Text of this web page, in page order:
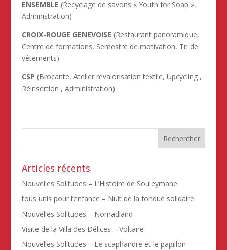
ENSEMBLE (Recyclage de savons « Youth for Soap »,
Administration)
CROIX-ROUGE GENEVOISE (Restaurant panoramique,
Centre de formations, Semestre de motivation, Tri de
vêtements)
CSP (Brocante, Atelier revalorisation textile, Upcycling ,
Réinsertion , Administration)
Articles récents
Nouvelles Solitudes – L’Histoire de Souleymane
tous unis pour l’enfance – Nuit de la fondue solidaire
Nouvelles Solitudes – Nomadland
Visite de la Villa des Délices – Voltaire
Nouvelles Solitudes – Le scaphandre et le papillon